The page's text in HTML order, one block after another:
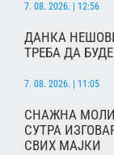
7. 08. 2026. | 12:56
ДАНКА
ТРЕБА ДА
7. 08. 2026. | 11:05
СНАЖНА
СУТРА
СВИХ МАЈКИ